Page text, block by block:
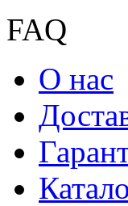
FAQ
О нас